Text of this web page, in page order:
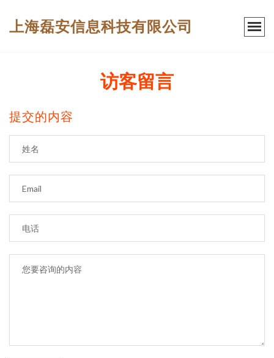
上海磊安信息科技有限公司
访客留言
提交的内容